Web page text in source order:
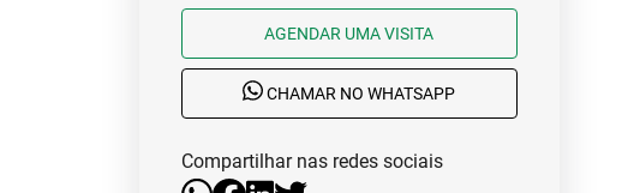
AGENDAR UMA VISITA
CHAMAR NO WHATSAPP
Compartilhar nas redes sociais